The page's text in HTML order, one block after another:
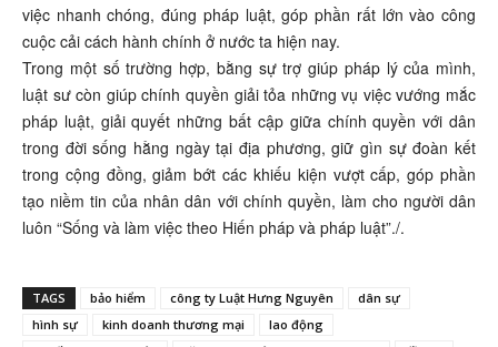
việc nhanh chóng, đúng pháp luật, góp phần rất lớn vào công
cuộc cải cách hành chính ở nước ta hiện nay.
Trong một số trường hợp, bằng sự trợ giúp pháp lý của mình,
luật sư còn giúp chính quyền giải tỏa những vụ việc vướng mắc
pháp luật, giải quyết những bất cập giữa chính quyền với dân
trong đời sống hằng ngày tại địa phương, giữ gìn sự đoàn kết
trong cộng đồng, giảm bớt các khiếu kiện vượt cấp, góp phần
tạo niềm tin của nhân dân với chính quyền, làm cho người dân
luôn “Sống và làm việc theo Hiến pháp và pháp luật”./.
TAGS bảo hiểm công ty Luật Hưng Nguyên
dân sự
hình sự
kinh doanh thương mại
lao động